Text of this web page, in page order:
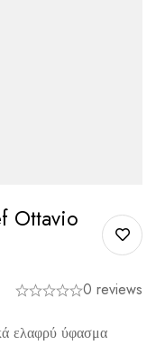
Ottavio
0 reviews
ελαφρύ ύφασμα